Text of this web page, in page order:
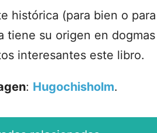
histórica (para bien o
tiene su origen en
interesantes este libro.
: Hugochisholm.